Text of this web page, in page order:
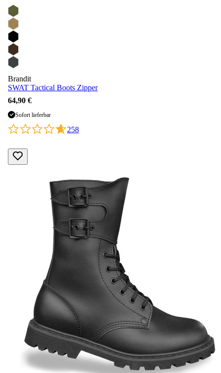
Brandit
SWAT Tactical Boots Zipper
64,90 €
Sofort lieferbar
258